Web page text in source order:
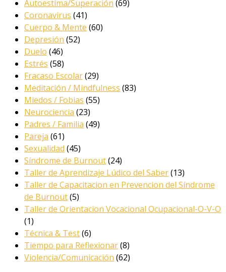
Autoestima/Superación (69)
Coronavirus (41)
Cuerpo & Mente (60)
Depresión (52)
Duelo (46)
Estrés (58)
Fracaso Escolar(29)
Meditación / Mindfulness (83)
Miedos / Fobias (55)
Neurociencia (23)
Padres / Familia (49)
Pareja (61)
Sexualidad (45)
Síndrome de Burnout(24)
Taller de Aprendizaje Lúdico del Saber(13)
Taller de Capacitacion en Prevencion del Síndrome
de Burnout(5)
Taller de Orientacion Vocacional Ocupacional-O-V-O
(1)
Técnica & Test(6)
Tiempo para Reflexionar(8)
Violencia/Comunicación (62)